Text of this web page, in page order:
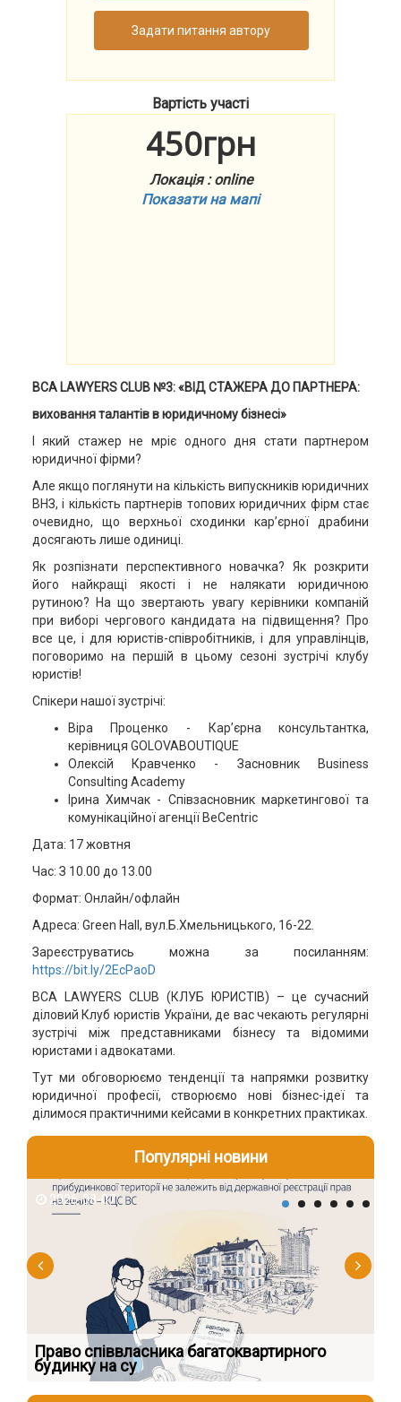
Задати питання автору
Вартість участі
450грн
Локація : online
Показати на мапі
BCA LAWYERSCLUB№3: «ВІД СТАЖЕРА ДО ПАРТНЕРА:
виховання талантів в юридичному бізнесі»
І який стажер не мріє одного дня стати партнером
юридичної фірми?
Але якщо поглянути на кількість випускників юридичних
ВНЗ, і кількість партнерів топових юридичних фірм стає
очевидно, що верхньої сходинки кар’єрної драбини
досягають лише одиниці.
Як розпізнати перспективного новачка? Як розкрити
його найкращі якості і не налякати юридичною
рутиною? На що звертають увагу керівники компаній
при виборі чергового кандидата на підвищення? Про
все це, і для юристів-співробітників, і для управлінців,
поговоримо на першій в цьому сезоні зустрічі клубу
юристів!
Спікери нашої зустрічі:
Віра Проценко - Кар’єрна консультантка,
керівниця GOLOVABOUTIQUE
Олексій Кравченко - Засновник Business
Consulting Academy
Ірина Химчак - Співзасновник маркетингової та
комунікаційної агенції BeCentric
Дата: 17 жовтня
Час: З 10.00 до 13.00
Формат: Онлайн/офлайн
Адреса: Green Hall, вул.Б.Хмельницького, 16-22.
Зареєструватись можна за посиланням:
https://bit.ly/2EcPaoD
BCA LAWYERS CLUB (КЛУБ ЮРИСТІВ) – це сучасний
діловий Клуб юристів України, де вас чекають регулярні
зустрічі між представниками бізнесу та відомими
юристами і адвокатами.
Тут ми обговорюємо тенденції та напрямки розвитку
юридичної професії, створюємо нові бізнес-ідеї та
ділимося практичними кейсами в конкретних практиках.
Популярні новини
2026-08-07
Право співвласника багатоквартирного
будинку на су